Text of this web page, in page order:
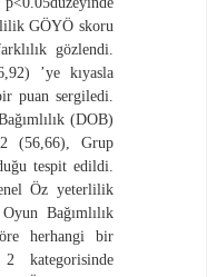
GÖYÖ skoru
gözlendi.
’ye kıyasla
puan sergiledi.
(DOB)
2 (56,66), Grup
tespit edildi.
Öz yeterlilik
Bağımlılık
herhangi bir
kategorisinde